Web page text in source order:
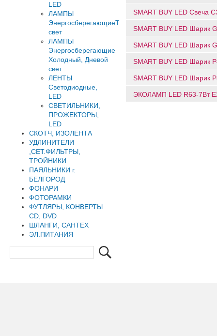
SMART BUY LED Свеча
SMART BUY LED Шарик
SMART BUY LED Шарик
SMART BUY LED Шарик
SMART BUY LED Шарик
ЭКОЛАМП LED R63-7Вт
LED
ЛАМПЫ
ЭнергосберегающиеТеплый
свет
ЛАМПЫ
Энергосберегающие
Холодный, Дневой
свет
ЛЕНТЫ
Светодиодные,
LED
СВЕТИЛЬНИКИ,
ПРОЖЕКТОРЫ,
LED
СКОТЧ, ИЗОЛЕНТА
УДЛИНИТЕЛИ
,СЕТ.ФИЛЬТРЫ,
ТРОЙНИКИ
ПАЯЛЬНИКИ г.
БЕЛГОРОД
ФОНАРИ
ФОТОРАМКИ
ФУТЛЯРЫ, КОНВЕРТЫ
CD, DVD
ШЛАНГИ, САНТЕХ
ЭЛ.ПИТАНИЯ